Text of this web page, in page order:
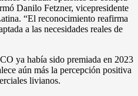
Danilo Fetzner, vicepresidente
“El reconocimiento reafirma
a las necesidades reales de
ya había sido premiada en 2023
aún más la percepción positiva
livianos.